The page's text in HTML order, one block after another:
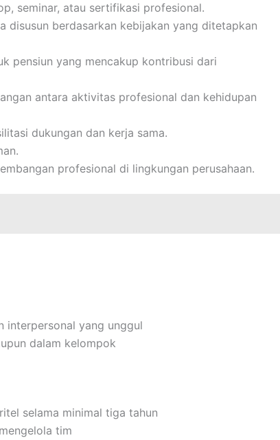
seminar, atau sertifikasi profesional.
disusun berdasarkan kebijakan yang ditetapkan
pensiun yang mencakup kontribusi dari
antara aktivitas profesional dan kehidupan
dukungan dan kerja sama.
profesional di lingkungan perusahaan.
interpersonal yang unggul
dalam kelompok
selama minimal tiga tahun
tim